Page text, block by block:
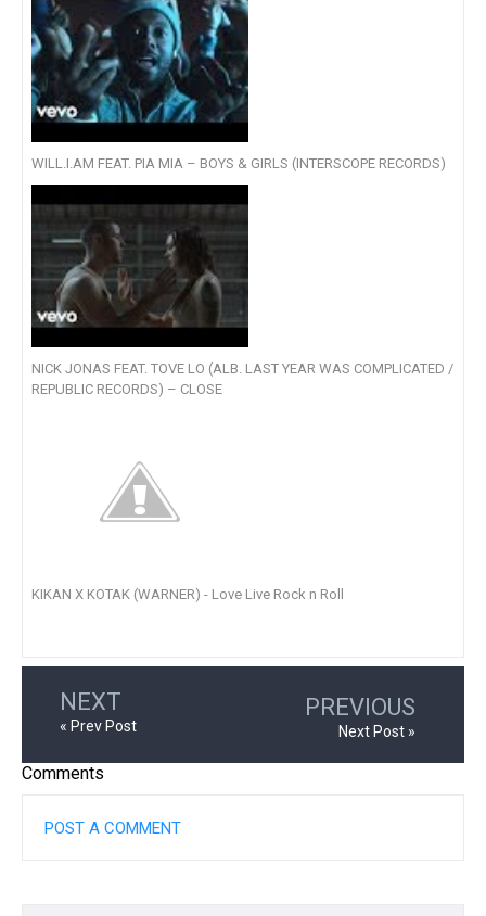
WILL.I.AM FEAT. PIA MIA – BOYS & GIRLS (INTERSCOPE RECORDS)
NICK JONAS FEAT. TOVE LO (ALB. LAST YEAR WAS COMPLICATED /
REPUBLIC RECORDS) – CLOSE
KIKAN X KOTAK (WARNER) - Love Live Rock n Roll
NEXT
« Prev Post
PREVIOUS
Next Post »
Comments
POST A COMMENT